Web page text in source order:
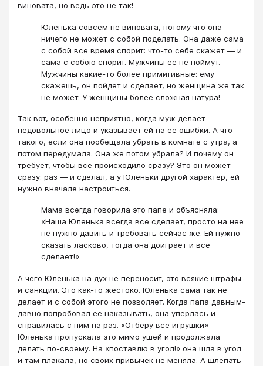
виновата, но ведь это не так!
Юленька совсем не виновата, потому что она
ничего не может с собой поделать. Она даже сама
с собой все время спорит: что-то себе скажет ― и
сама с собою спорит. Мужчины ее не поймут.
Мужчины какие-то более примитивные: ему
скажешь, он пойдет и сделает, но женщина же так
не может. У женщины более сложная натура!
Так вот, особенно неприятно, когда муж делает
недовольное лицо и указывает ей на ее ошибки. А что
такого, если она пообещала убрать в комнате с утра, а
потом передумала. Она же потом убрала? И почему он
требует, чтобы все происходило сразу? Это он может
сразу: раз ― и сделал, а у Юленьки другой характер, ей
нужно вначале настроиться.
Мама всегда говорила это папе и объясняла:
«Наша Юленька всегда все сделает, просто на нее
не нужно давить и требовать сейчас же. Ей нужно
сказать ласково, тогда она доиграет и все
сделает!».
А чего Юленька на дух не переносит, это всякие штрафы
и санкции. Это как-то жестоко. Юленька сама так не
делает и с собой этого не позволяет. Когда папа давным-
давно попробовал ее наказывать, она уперлась и
справилась с ним на раз. «Отберу все игрушки» ―
Юленька пропускала это мимо ушей и продолжала
делать по-своему. На «поставлю в угол!» она шла в угол
и там плакала, но своих привычек не меняла. А шлепать